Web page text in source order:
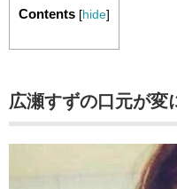
Contents [hide]
広瀬すずの口元が変